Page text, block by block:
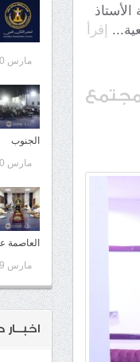
إقرأ
مارس 10, 2026
الجنوب
مارس 10, 2026
العاصمة
مارس 9, 2026
اخبــار